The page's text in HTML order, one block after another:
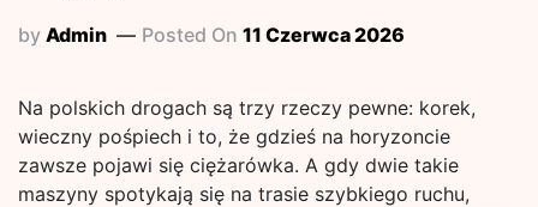
by Admin Posted On 11 Czerwca 2026
Na polskich drogach są trzy rzeczy pewne: korek,
wieczny pośpiech i to, że gdzieś na horyzoncie
zawsze pojawi się ciężarówka. A gdy dwie takie
maszyny spotykają się na trasie szybkiego ruchu,